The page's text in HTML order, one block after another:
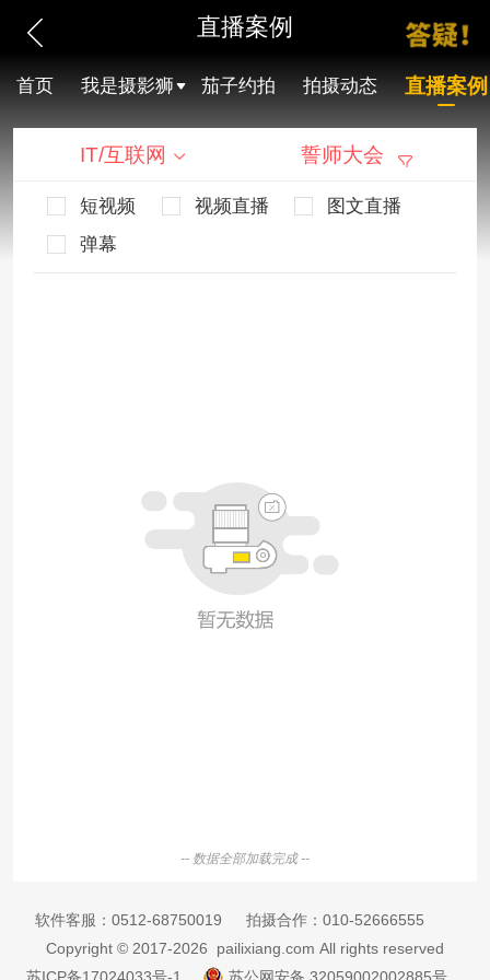
直播案例
首页 我是摄影狮 茄子约拍 拍摄动态 直播案例
IT/互联网 誓师大会
短视频 视频直播
图文直播
弹幕
-- 数据全部加载完成 --
软件客服： 0512-68750019 拍摄合作： 010-52666555
Copyright © 2017-2026 pailixiang.com All rights reserved
苏ICP备17024033号-1
苏公网安备 32059002002885号